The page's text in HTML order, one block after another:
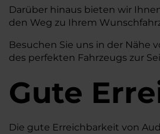
Darüber hinaus bieten wir
den Weg zu Ihrem
Besuchen Sie uns in der Nähe
des perfekten Fahrzeugs zur
Gute
Die gute Erreichbarkeit von